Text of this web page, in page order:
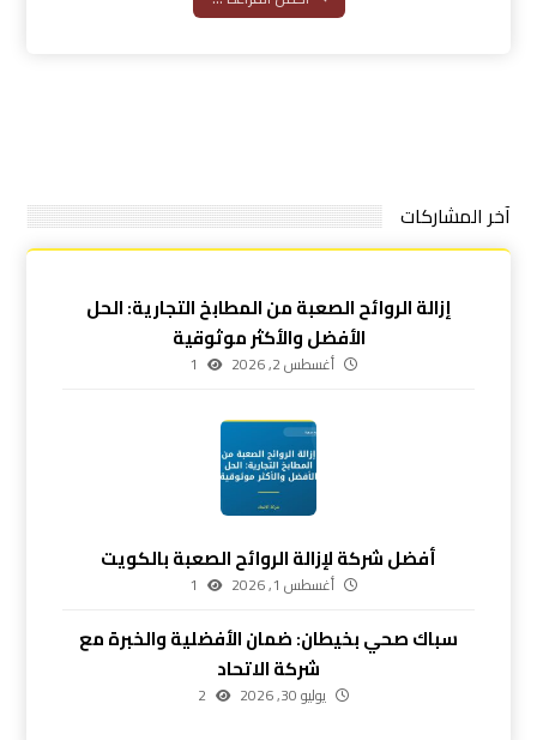
آخر المشاركات
إزالة الروائح الصعبة من المطابخ التجارية: الحل
الأفضل والأكثر موثوقية
أغسطس 2, 2026 1
أفضل شركة لإزالة الروائح الصعبة بالكويت
أغسطس 1, 2026 1
سباك صحي بخيطان: ضمان الأفضلية والخبرة مع
شركة الاتحاد
يوليو 30, 2026 2